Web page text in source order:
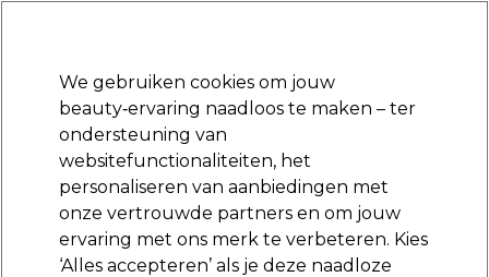
Aanmelden
Merken Deals Haar Elektra
Gratis Retourneren
Gratis bezorging vanaf slechts €40
BaByliss PRO
We gebruiken cookies om jouw
beauty‑ervaring naadloos te maken – ter
ondersteuning van
websitefunctionaliteiten, het
personaliseren van aanbiedingen met
onze vertrouwde partners en om jouw
ervaring met ons merk te verbeteren. Kies
‘Alles accepteren’ als je deze naadloze